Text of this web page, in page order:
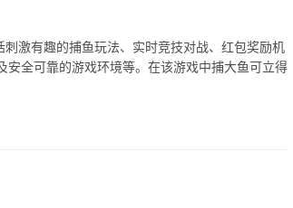
激有趣的捕鱼玩法、实时竞技对战、红包奖励机
全可靠的游戏环境等。在该游戏中捕大鱼可立得